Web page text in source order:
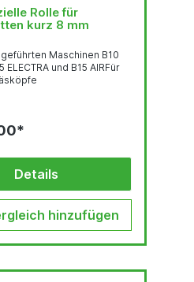
Rolle für
kurz 8 mm
Maschinen B10
ELECTRA und B15 AIRFür
Details
hinzufügen